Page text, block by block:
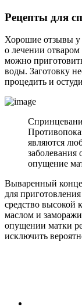
Рецепты для
Хорошие отзывы
о лечении
можно
воды. Заготовку
процедить и
являются
заболевания
опущение
Вываренный
для
средство высокой
маслом и
опущении матки
исключить